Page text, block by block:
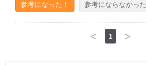
参考になった！ 参考にならなかった
＜ 1 ＞